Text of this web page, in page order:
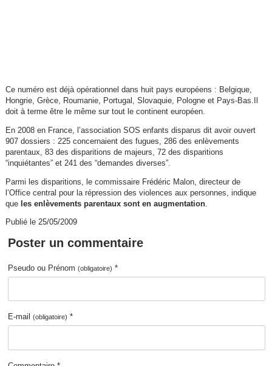
Ce numéro est déjà opérationnel dans huit pays européens : Belgique,
Hongrie, Grèce, Roumanie, Portugal, Slovaquie, Pologne et Pays-Bas.Il
doit à terme être le même sur tout le continent européen.
En 2008 en France, l’association SOS enfants disparus dit avoir ouvert
907 dossiers : 225 concernaient des fugues, 286 des enlèvements
parentaux, 83 des disparitions de majeurs, 72 des disparitions
“inquiétantes” et 241 des “demandes diverses”.
Parmi les disparitions, le commissaire Frédéric Malon, directeur de
l’Office central pour la répression des violences aux personnes, indique
que les enlèvements parentaux sont en augmentation.
Publié le 25/05/2009
Poster un commentaire
Pseudo ou Prénom(obligatoire) *
E-mail(obligatoire) *